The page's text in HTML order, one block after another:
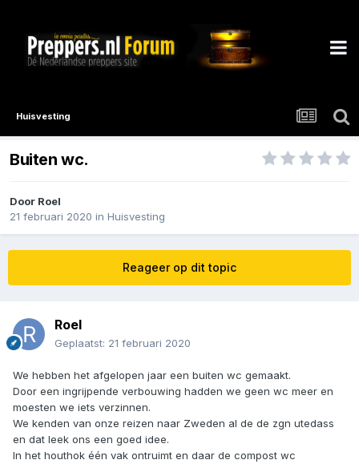
Huisvesting
Buiten wc.
Door Roel
21 februari 2020 in Huisvesting
Reageer op dit topic
Roel
Geplaatst: 21 februari 2020
We hebben het afgelopen jaar een buiten wc gemaakt.
Door een ingrijpende verbouwing hadden we geen wc meer en
moesten we iets verzinnen.
We kenden van onze reizen naar Zweden al de de zgn utedass
en dat leek ons een goed idee.
In het houthok één vak ontruimt en daar de compost wc